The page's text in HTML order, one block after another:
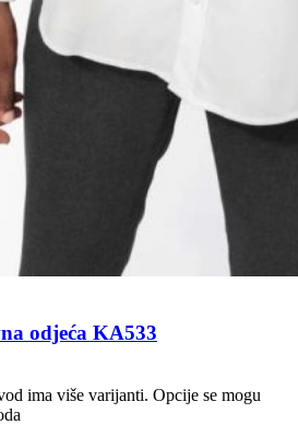
odjeća KA533
ima više varijanti. Opcije se mogu